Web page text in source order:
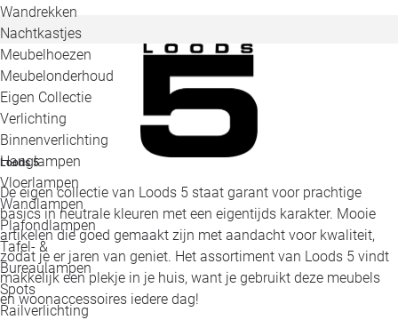
Wandrekken
Nachtkastjes
Meubelhoezen
Meubelonderhoud
Eigen Collectie
Verlichting
Binnenverlichting
Hanglampen
Vloerlampen
Wandlampen
Plafondlampen
Tafel- &
Bureaulampen
Spots
Railverlichting
Loods 5
De eigen collectie van Loods 5 staat garant voor prachtige
basics in neutrale kleuren met een eigentijds karakter. Mooie
artikelen die goed gemaakt zijn met aandacht voor kwaliteit,
zodat je er jaren van geniet. Het assortiment van Loods 5 vindt
makkelijk een plekje in je huis, want je gebruikt deze meubels
en woonaccessoires iedere dag!